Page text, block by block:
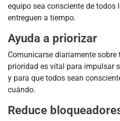
equipo sea consciente de todos
entreguen a tiempo.
Ayuda a priorizar
Comunicarse diariamente sobre
prioridad es vital para impulsar
y para que todos sean
cuándo.
Reduce